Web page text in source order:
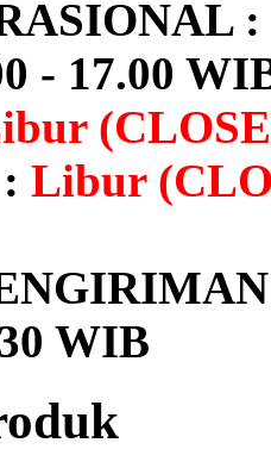
:
- 17.00
Libur
WIB